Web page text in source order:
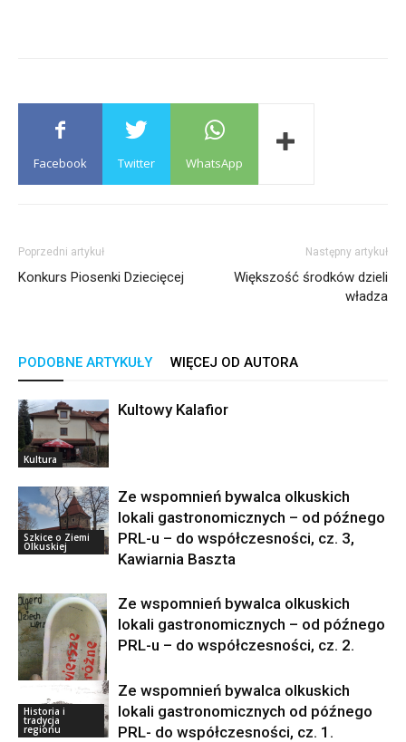
Facebook Twitter WhatsApp
Poprzedni artykuł
Konkurs Piosenki Dziecięcej
Następny artykuł
Większość środków dzieli
władza
PODOBNE ARTYKUŁY WIĘCEJ OD AUTORA
Kultura
Kultowy Kalafior
Szkice o Ziemi
Olkuskiej
Ze wspomnień bywalca olkuskich
lokali gastronomicznych – od późnego
PRL-u – do współczesności, cz. 3,
Kawiarnia Baszta
Szkice o Ziemi
Olkuskiej
Ze wspomnień bywalca olkuskich
lokali gastronomicznych – od późnego
PRL-u – do współczesności, cz. 2.
Historia i
tradycja
regionu
Ze wspomnień bywalca olkuskich
lokali gastronomicznych od późnego
PRL- do współczesności, cz. 1.